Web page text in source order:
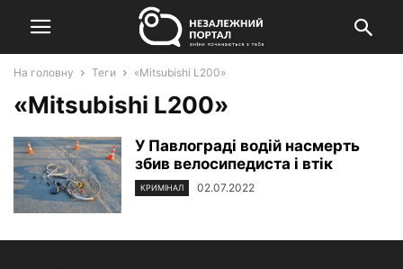
На головну Теги «Mitsubishi L200»
«Mitsubishi L200»
У Павлограді водій насмерть
збив велосипедиста і втік
КРИМІНАЛ 02.07.2022